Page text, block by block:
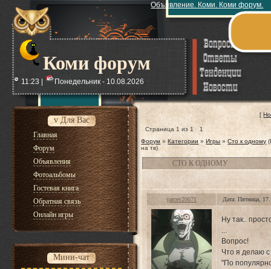
Коми форум
Объявление. Коми. Коми форум.
11:23 | Понедельник - 10.08.2026
v Для Вас
Главная
Форум
Объявления
Фотоальбомы
Гостевая книга
Обратная связь
Онлайн игры
Мини-чат
[
Страница 1 из 1
1
Форум » Категории » Игры » Сто к одному
на тв)
СТО К ОДНОМУ
yarcev20071 Дата: Пятница,
Ну так..
...
Вопрос!
Что я делаю
"По